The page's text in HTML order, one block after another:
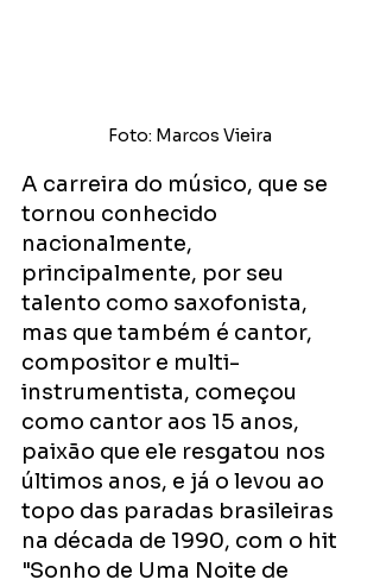
Foto: Marcos Vieira
A carreira do músico, que se
tornou conhecido
nacionalmente,
principalmente, por seu
talento como saxofonista,
mas que também é cantor,
compositor e multi-
instrumentista, começou
como cantor aos 15 anos,
paixão que ele resgatou nos
últimos anos, e já o levou ao
topo das paradas brasileiras
na década de 1990, com o hit
"Sonho de Uma Noite de